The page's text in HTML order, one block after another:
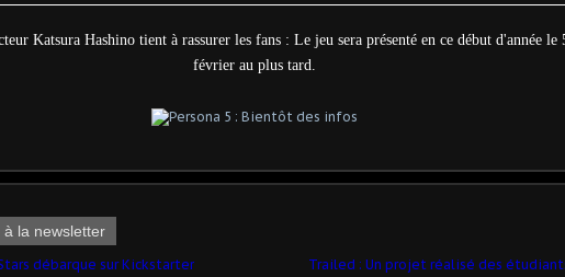
Katsura Hashino tient à rassurer les fans : Le jeu sera présenté en ce début d'année le
février au plus tard.
à la newsletter
débarque sur Kickstarter Trailed : Un projet réalisé des